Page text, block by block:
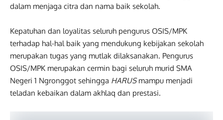
dalam menjaga citra dan nama baik sekolah.
Kepatuhan dan loyalitas seluruh pengurus OSIS/MPK
terhadap hal-hal baik yang mendukung kebijakan sekolah
merupakan tugas yang mutlak dilaksanakan. Pengurus
OSIS/MPK merupakan cermin bagi seluruh murid SMA
Negeri 1 Ngronggot sehingga HARUSmampu menjadi
teladan kebaikan dalam akhlaq dan prestasi.